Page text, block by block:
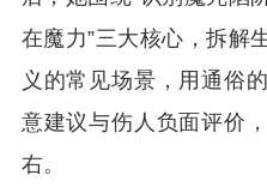
在魔力”三大核心，拆解
义的常见场景，用通俗
意建议与伤人负面评价
右。